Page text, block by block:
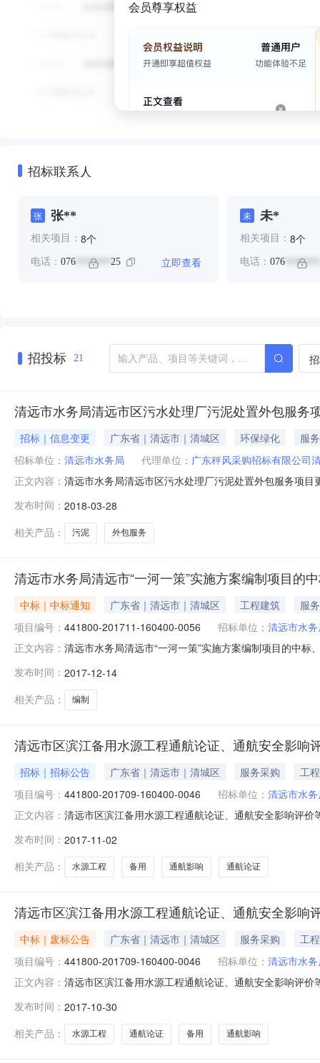
会员尊享权益
招标联系人
张 张**
相关项目： 8个
电话： 076 ******* 25 立即查看
未 未*
相关项目： 8个
电话： 076*******
招投标 21
清远市水务局清远市区污水处理厂污泥处置外包服务
招标｜信息变更 广东省｜清远市｜清城区 环保绿化
服务
招标单位： 清远市水务局 代理单位： 广东秤风采购招标有限公司
正文内容： 清远市水务局清远市区污水处理厂污泥处置外包服务项
3372973采购单位清远市水务局采购单位地址新市区鹿
清城区北江
发布时间： 2018-03-28
相关产品：
污泥 外包服务
清远市水务局清远市“一河一策”实施方案编制项目的
中标｜中标通知 广东省｜清远市｜清城区 工程建筑
服务
项目编号： 441800-201711-160400-0056 招标单位： 清远市水
正文内容： 清远市水务局清远市“一河一策”实施方案编制项目的中
话详见公告正文采购单位清远市水务局采购单位地址详
理机构联系方式详见公告正文清远市
发布时间： 2017-12-14
相关产品：
编制
清远市区滨江备用水源工程通航论证、通航安全影响
招标｜招标公告 广东省｜清远市｜清城区 服务采购
工程
项目编号： 441800-201709-160400-0046 招标单位： 清远市水
正文内容： 清远市区滨江备用水源工程通航论证、通航安全影响评
算金额详见公告正文联系人及联系方式：项目联系人详
机构名称清远市优信招标
发布时间： 2017-11-02
相关产品：
水源工程 备用 通航影响 通航论证
清远市区滨江备用水源工程通航论证、通航安全影响
中标｜废标公告 广东省｜清远市｜清城区 服务采购
工程
项目编号： 441800-201709-160400-0046 招标单位： 清远市水
正文内容： 清远市区滨江备用水源工程通航论证、通航安全影响评
文项目联系电话详见公告正文采购单位清远市水务局采
理机构联系方式详见公告正文一、采购
发布时间： 2017-10-30
相关产品：
水源工程 通航论证 备用 通航影响